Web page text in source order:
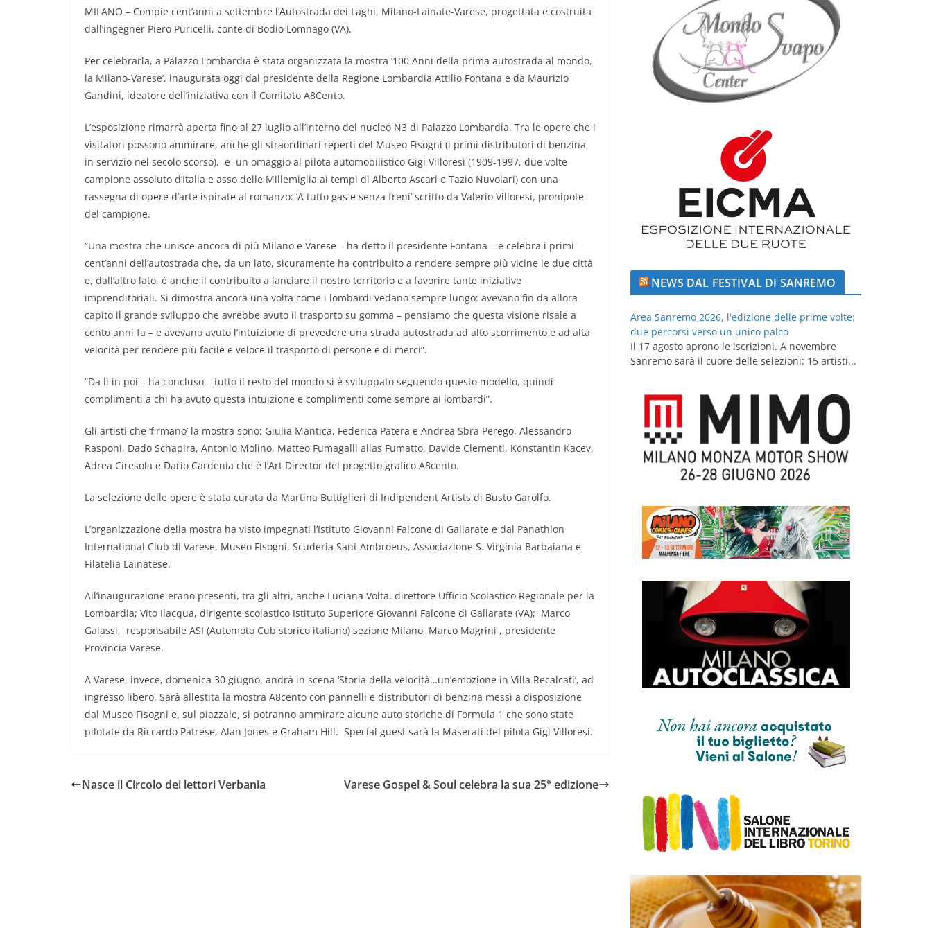
MILANO – Compie cent’anni a settembre l’Autostrada dei Laghi, Milano-Lainate-Varese, progettata e costruita
dall’ingegner Piero Puricelli, conte di Bodio Lomnago (VA).
Per celebrarla, a Palazzo Lombardia è stata organizzata la mostra ‘100 Anni della prima autostrada al mondo,
la Milano-Varese’, inaugurata oggi dal presidente della Regione Lombardia Attilio Fontana e da Maurizio
Gandini, ideatore dell’iniziativa con il Comitato A8Cento.
L’esposizione rimarrà aperta fino al 27 luglio all’interno del nucleo N3 di Palazzo Lombardia. Tra le opere che i
visitatori possono ammirare, anche gli straordinari reperti del Museo Fisogni (i primi distributori di benzina
in servizio nel secolo scorso), e un omaggio al pilota automobilistico Gigi Villoresi (1909-1997, due volte
campione assoluto d’Italia e asso delle Millemiglia ai tempi di Alberto Ascari e Tazio Nuvolari) con una
rassegna di opere d’arte ispirate al romanzo: ‘A tutto gas e senza freni’ scritto da Valerio Villoresi, pronipote
del campione.
“Una mostra che unisce ancora di più Milano e Varese – ha detto il presidente Fontana – e celebra i primi
cent’anni dell’autostrada che, da un lato, sicuramente ha contribuito a rendere sempre più vicine le due città
e, dall’altro lato, è anche il contribuito a lanciare il nostro territorio e a favorire tante iniziative
imprenditoriali. Si dimostra ancora una volta come i lombardi vedano sempre lungo: avevano fin da allora
capito il grande sviluppo che avrebbe avuto il trasporto su gomma – pensiamo che questa visione risale a
cento anni fa – e avevano avuto l’intuizione di prevedere una strada autostrada ad alto scorrimento e ad alta
velocità per rendere più facile e veloce il trasporto di persone e di merci”.
“Da lì in poi – ha concluso – tutto il resto del mondo si è sviluppato seguendo questo modello, quindi
complimenti a chi ha avuto questa intuizione e complimenti come sempre ai lombardi”.
Gli artisti che ‘firmano’ la mostra sono: Giulia Mantica, Federica Patera e Andrea Sbra Perego, Alessandro
Rasponi, Dado Schapira, Antonio Molino, Matteo Fumagalli alias Fumatto, Davide Clementi, Konstantin Kacev,
Adrea Ciresola e Dario Cardenia che è l’Art Director del progetto grafico A8cento.
La selezione delle opere è stata curata da Martina Buttiglieri di Indipendent Artists di Busto Garolfo.
L’organizzazione della mostra ha visto impegnati l’Istituto Giovanni Falcone di Gallarate e dal Panathlon
International Club di Varese, Museo Fisogni, Scuderia Sant Ambroeus, Associazione S. Virginia Barbaiana e
Filatelia Lainatese.
All’inaugurazione erano presenti, tra gli altri, anche Luciana Volta, direttore Ufficio Scolastico Regionale per la
Lombardia; Vito Ilacqua, dirigente scolastico Istituto Superiore Giovanni Falcone di Gallarate (VA); Marco
Galassi, responsabile ASI (Automoto Cub storico italiano) sezione Milano, Marco Magrini , presidente
Provincia Varese.
A Varese, invece, domenica 30 giugno, andrà in scena ‘Storia della velocità…un’emozione in Villa Recalcati’, ad
ingresso libero. Sarà allestita la mostra A8cento con pannelli e distributori di benzina messi a disposizione
dal Museo Fisogni e, sul piazzale, si potranno ammirare alcune auto storiche di Formula 1 che sono state
pilotate da Riccardo Patrese, Alan Jones e Graham Hill. Special guest sarà la Maserati del pilota Gigi Villoresi.
Nasce il Circolo dei lettori Verbania Varese Gospel & Soul celebra la sua 25° edizione
NEWS DAL FESTIVAL DI SANREMO
Area Sanremo 2026, l'edizione delle prime volte:
due percorsi verso un unico palco
Il 17 agosto aprono le iscrizioni. A novembre
Sanremo sarà il cuore delle selezioni: 15 artisti...